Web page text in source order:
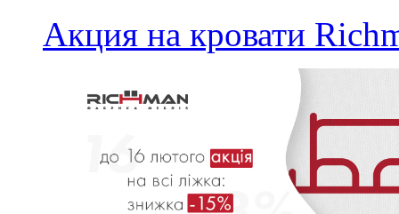
Акция на кровати